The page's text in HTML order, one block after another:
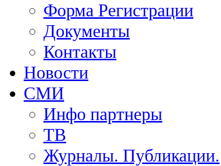
Форма Регистрации
Документы
Контакты
Новости
СМИ
Инфо партнеры
ТВ
Журналы. Публикации.